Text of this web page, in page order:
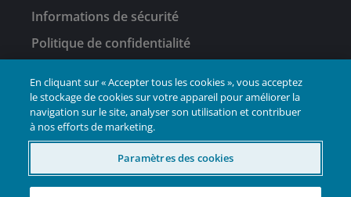
Informations de sécurité
Politique de confidentialité
LinkedIn
INVESTIRENSEMBLE
En cliquant sur « Accepter tous les cookies », vous acceptez
le stockage de cookies sur votre appareil pour améliorer la
navigation sur le site, analyser son utilisation et contribuer
à nos efforts de marketing.
Paramètres des cookies